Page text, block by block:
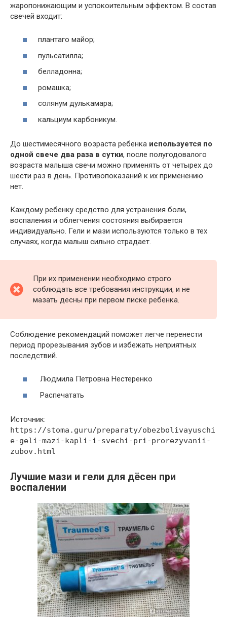
жаропонижающим и успокоительным эффектом. В состав
свечей входит:
плантаго майор;
пульсатилла;
белладонна;
ромашка;
солянум дулькамара;
кальциум карбоникум.
До шестимесячного возраста ребенка используется по
одной свече два раза в сутки, после полугодовалого
возраста малыша свечи можно применять от четырех до
шести раз в день. Противопоказаний к их применению
нет.
Каждому ребенку средство для устранения боли,
воспаления и облегчения состояния выбирается
индивидуально. Гели и мази используются только в тех
случаях, когда малыш сильно страдает.
При их применении необходимо строго
соблюдать все требования инструкции, и не
мазать десны при первом писке ребенка.
Соблюдение рекомендаций поможет легче перенести
период прорезывания зубов и избежать неприятных
последствий.
Людмила Петровна Нестеренко
Распечатать
Источник:
https://stoma.guru/preparaty/obezbolivayuschi
e-geli-mazi-kapli-i-svechi-pri-prorezyvanii-
zubov.html
Лучшие мази и гели для дёсен при
воспалении